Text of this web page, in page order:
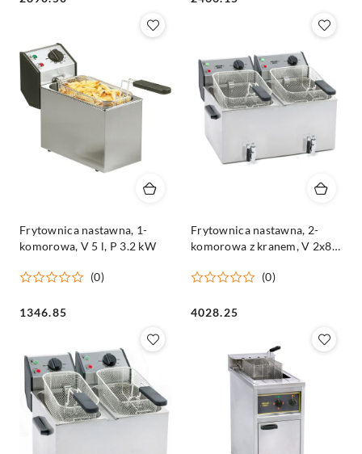
Frytownica nastawna, 1-
komorowa, V 5 l, P 3.2 kW
(0)
Cena:
1346.85
Frytownica nastawna, 2-
komorowa z kranem, V 2x8 l,
(0)
Cena:
4028.25